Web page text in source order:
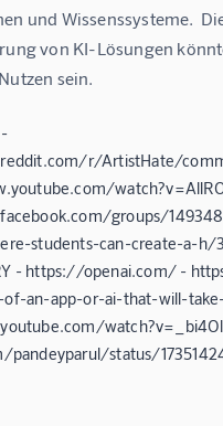
und Wissenssysteme.
von KI-Lösungen
sein.
r/ArtistHate/
groups/
students-can-create-a-
- https://openai.com/ -
of-an-app-or-ai-that-will-
status/